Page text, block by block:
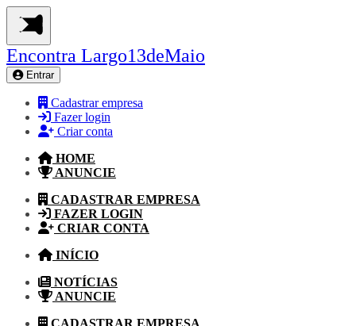
Encontra Largo13deMaio
Entrar
Cadastrar empresa
Fazer login
Criar conta
HOME
ANUNCIE
CADASTRAR EMPRESA
FAZER LOGIN
CRIAR CONTA
INÍCIO
NOTÍCIAS
ANUNCIE
CADASTRAR EMPRESA